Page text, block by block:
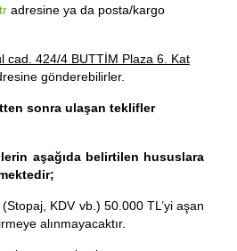
adresine ya da posta/kargo
cad. 424/4 BUTTİM Plaza 6. Kat
gönderebilirler.
sonra ulaşan teklifler
aşağıda belirtilen hususlara
KDV vb.) 50.000 TL’yi aşan
alınmayacaktır.